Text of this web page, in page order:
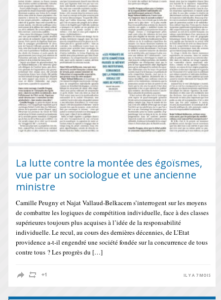
La lutte contre la montée des égoïsmes,
vue par un sociologue et une ancienne
ministre
Camille Peugny et Najat Vallaud-Belkacem s’interrogent sur les moyens
de combattre les logiques de compétition individuelle, face à des classes
supérieures toujours plus acquises à l’idée de la responsabilité
individuelle. Le recul, au cours des dernières décennies, de L’Etat
providence a-t-il engendré une société fondée sur la concurrence de tous
contre tous ? Les progrès du […]
IL Y A 7 MOIS